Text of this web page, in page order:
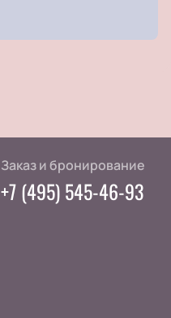
Заказ и бронирование
+7 (495) 545-46-93